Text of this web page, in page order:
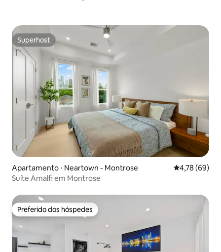
Superhost
Superhost
Apartamento ⋅ Neartown - Montrose 4,78 de uma
4,78 (69)
Suíte Amalfi em Montrose
Preferido dos hóspedes
Preferido dos hóspedes